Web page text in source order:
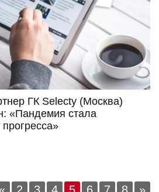
ГК Selecty (Москва)
«Пандемия стала